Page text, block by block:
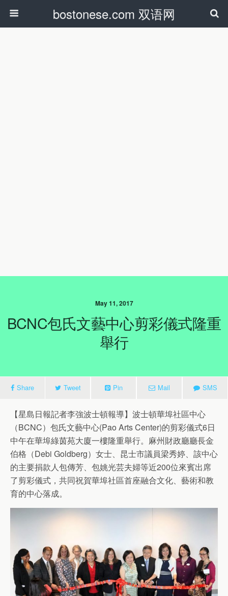
bostonese.com 双语网
May 11, 2017
BCNC包氏文藝中心剪彩儀式隆重
舉行
Share Tweet Pin Mail SMS
【星島日報記者李強波士頓報導】波士頓華埠社區中心
（BCNC）包氏文藝中心(Pao Arts Center)的剪彩儀式6日
中午在華埠綠茵苑大廈一樓隆重舉行。麻州財政廳廳長金
伯格（Debi Goldberg）女士、昆士市議員梁秀婷、該中心
的主要捐款人包傳芳、包姚光芸夫婦等近200位來賓出席
了剪彩儀式，共同祝賀華埠社區首座融合文化、藝術和教
育的中心落成。